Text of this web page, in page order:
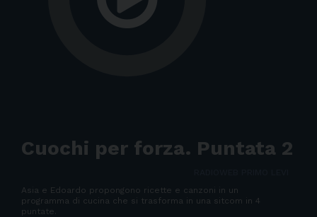
Cuochi per forza. Puntata 2
Asia e Edoardo propongono ricette e canzoni in un
programma di cucina che si trasforma in una sitcom in 4
puntate.